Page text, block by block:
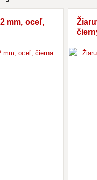
mm, oceľ,